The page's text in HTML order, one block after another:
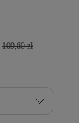
109,60 zł